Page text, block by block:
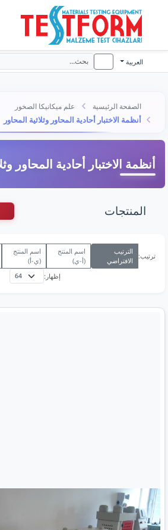
العربية
الصفحة الرئيسية علم ميكانيكا الصخور
أنظمة الاختبار أحادية المحاور وثلاثية المحاور
أنظمة الاختبار أحادية المحاور
المنتجات
ترتيب:
الترتيب
الافتراضي
اسم المنتج
(أ-ي)
اسم المنتج
(ي-أ)
إظهار: